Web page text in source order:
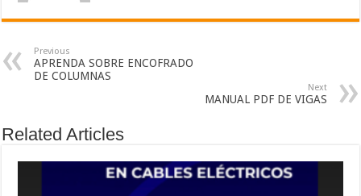
Previous
APRENDA SOBRE ENCOFRADO
DE COLUMNAS
Next
MANUAL PDF DE VIGAS
Related Articles